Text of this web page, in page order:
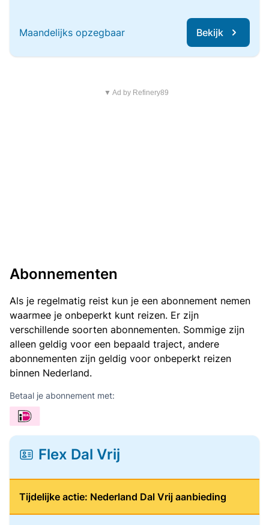
Maandelijks opzegbaar Bekijk
▼ Ad by Refinery89
Abonnementen
Als je regelmatig reist kun je een abonnement nemen
waarmee je onbeperkt kunt reizen. Er zijn
verschillende soorten abonnementen. Sommige zijn
alleen geldig voor een bepaald traject, andere
abonnementen zijn geldig voor onbeperkt reizen
binnen Nederland.
Betaal je abonnement met:
Flex Dal Vrij
Tijdelijke actie: Nederland Dal Vrij aanbieding